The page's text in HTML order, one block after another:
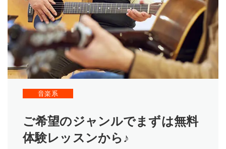
音楽系
ご希望のジャンルでまずは無料
体験レッスンから♪